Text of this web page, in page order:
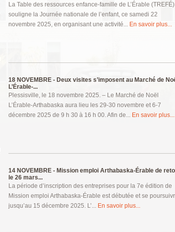
La Table des ressources enfance-famille de L’Érable (TREFÉ)
souligne la Journée nationale de l’enfant, ce samedi 22
novembre 2025, en organisant une activité... En savoir plus...
18 NOVEMBRE - Deux visites s’imposent au Marché de
L’Érable-...
Plessisville, le 18 novembre 2025. – Le Marché de Noël
L’Érable-Arthabaska aura lieu les 29-30 novembre et 6-7
décembre 2025 de 9 h 30 à 16 h 00. Afin de... En savoir plus...
14 NOVEMBRE - Mission emploi Arthabaska-Érable de
le 26 mars...
La période d’inscription des entreprises pour la 7e édition de
Mission emploi Arthabaska-Érable est débutée et se
jusqu’au 15 décembre 2025. L’... En savoir plus...